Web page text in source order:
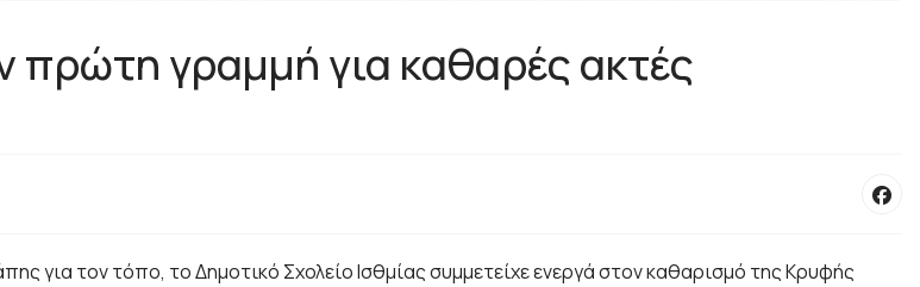
πρώτη γραμμή για καθαρές ακτές
για τον τόπο, το Δημοτικό Σχολείο Ισθμίας συμμετείχε ενεργά στον καθαρισμό της Κρυφής